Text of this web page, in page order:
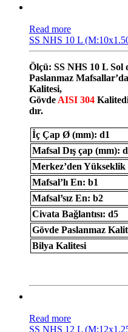
Read more
SS NHS 10 L
Ölçü: SS NHS 10 L Sol
Paslanmaz
Kalitesi,
Gövde AISI 304
dır.
İç Çap Ø (mm): d1
Mafsal Dış çap (mm):
Merkez’den Yükseklik
Mafsal’lı En: b1
Mafsal’sız En: b2
Civata Bağlantısı: d5
Gövde Paslanmaz
Bilya Kalitesi
Read more
SS NHS 12 L